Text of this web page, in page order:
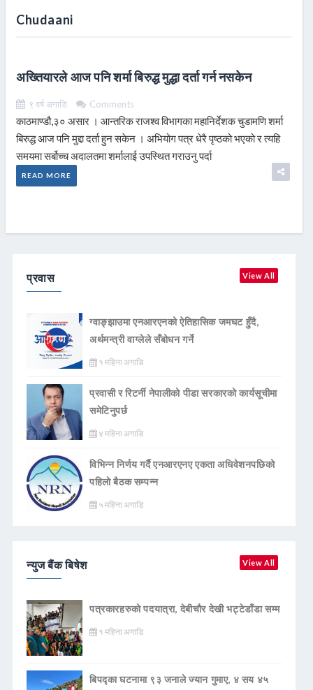
Chudaani
अख्तियारले आज पनि शर्मा बिरुद्ध मुद्धा दर्ता गर्न नसकेन
९ वर्ष अगाडि Comments
काठमाण्डौ,३० असार । आन्तरिक राजश्व विभागका महानिर्देशक चुडामणि शर्मा
बिरुद्ध आज पनि मुद्दा दर्ता हुन सकेन । अभियोग पत्र धेरै पृष्ठको भएको र त्यहि
समयमा सर्बोच्च अदालतमा शर्मालाई उपस्थित गराउनु पर्दा
READ MORE
प्रवास View All
ग्वाङ्झाउमा एनआरएनको ऐतिहासिक जमघट हुँदै,
अर्थमन्त्री वाग्लेले सँबोधन गर्ने
१ महिना अगाडि
प्रवासी र रिटर्नी नेपालीको पीडा सरकारको कार्यसूचीमा
समेटिनुपर्छ
४ महिना अगाडि
विभिन्न निर्णय गर्दै एनआरएनए एकता अधिवेशनपछिको
पहिलो बैठक सम्पन्न
५ महिना अगाडि
न्युज बैंक बिषेश View All
पत्रकारहरुको पदयात्रा, देबीचौर देखी भट्टेडाँडा सम्म
१ महिना अगाडि
बिपद्का घटनामा ९३ जनाले ज्यान गुमाए, ४ सय ४५